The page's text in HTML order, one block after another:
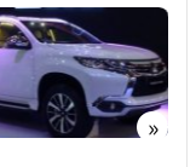
»